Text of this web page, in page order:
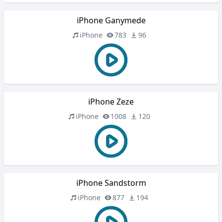
iPhone Ganymede
iPhone 783 96
iPhone Zeze
iPhone 1008 120
iPhone Sandstorm
iPhone 877 194